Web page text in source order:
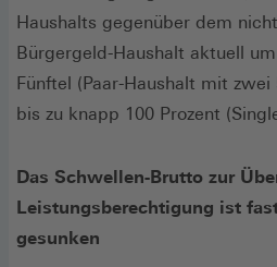
Haushalts gegenüber dem
Bürgergeld-Haushalt aktuell
Fünftel (Paar-Haushalt mit
bis zu knapp 100 Prozent
Das Schwellen-Brutto zur
Leistungsberechtigung ist
gesunken